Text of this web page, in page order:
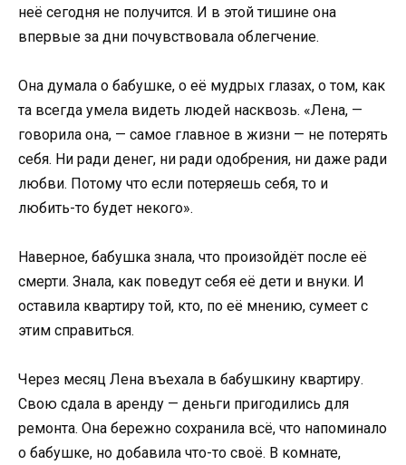
неё сегодня не получится. И в этой тишине она
впервые за дни почувствовала облегчение.
Она думала о бабушке, о её мудрых глазах, о том, как
та всегда умела видеть людей насквозь. «Лена, —
говорила она, — самое главное в жизни — не потерять
себя. Ни ради денег, ни ради одобрения, ни даже ради
любви. Потому что если потеряешь себя, то и
любить-то будет некого».
Наверное, бабушка знала, что произойдёт после её
смерти. Знала, как поведут себя её дети и внуки. И
оставила квартиру той, кто, по её мнению, сумеет с
этим справиться.
Через месяц Лена въехала в бабушкину квартиру.
Свою сдала в аренду — деньги пригодились для
ремонта. Она бережно сохранила всё, что напоминало
о бабушке, но добавила что-то своё. В комнате,